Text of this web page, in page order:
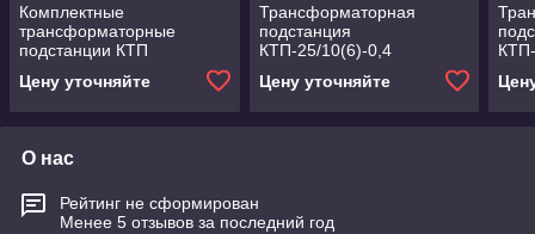
Комплектные
трансформаторные
подстанции КТП
Цену уточняйте
Трансформаторная
подстанция
КТП-25/10(6)-0,4
Цену уточняйте
О нас
Рейтинг не сформирован
Менее 5 отзывов за последний год